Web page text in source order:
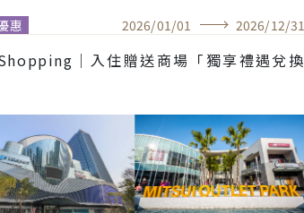
惠 2026/01 /01 2026/12/31
｜入住贈送商場「獨享禮遇兌換